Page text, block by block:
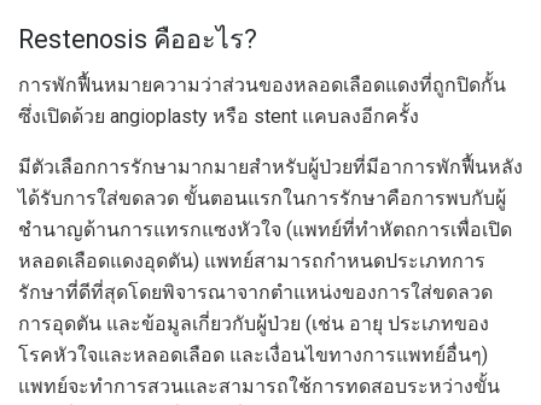
Restenosis คืออะไร?
การพักฟื้นหมายความว่าส่วนของหลอดเลือดแดงที่ถูกปิดกั้น
ซึ่งเปิดด้วย angioplasty หรือ stent แคบลงอีกครั้ง
มีตัวเลือกการรักษามากมายสำหรับผู้ป่วยที่มีอาการพักฟื้นหลัง
ได้รับการใส่ขดลวด ขั้นตอนแรกในการรักษาคือการพบกับผู้
ชำนาญด้านการแทรกแซงหัวใจ (แพทย์ที่ทำหัตถการเพื่อเปิด
หลอดเลือดแดงอุดตัน) แพทย์สามารถกำหนดประเภทการ
รักษาที่ดีที่สุดโดยพิจารณาจากตำแหน่งของการใส่ขดลวด
การอุดตัน และข้อมูลเกี่ยวกับผู้ป่วย (เช่น อายุ ประเภทของ
โรคหัวใจและหลอดเลือด และเงื่อนไขทางการแพทย์อื่นๆ)
แพทย์จะทำการสวนและสามารถใช้การทดสอบระหว่างขั้น